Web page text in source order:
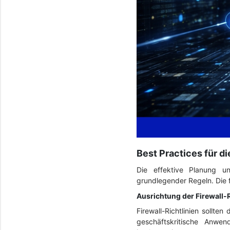
Best Practices für
Die effektive Planung
grundlegender Regeln.
Ausrichtung der Firewall-
Firewall-Richtlinien
geschäftskritische